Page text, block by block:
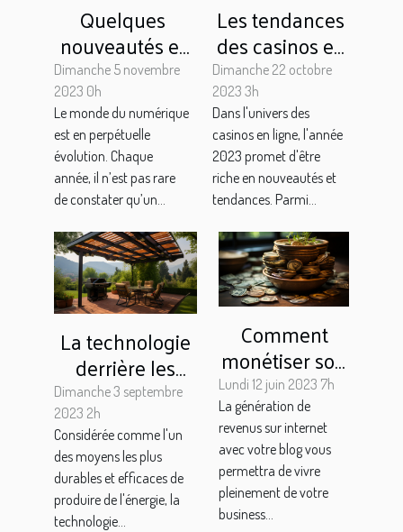
Quelques
nouveautés et
actualité high-
tech pour 2024
?
Dimanche 5 novembre
2023 0h
Le monde du numérique
est en perpétuelle
évolution. Chaque
année, il n’est pas rare
de constater qu’un...
Les tendances
des casinos en
ligne en 2023 :
l'exemple des
bonus exclusifs
Dimanche 22 octobre
2023 3h
Dans l'univers des
casinos en ligne, l'année
2023 promet d'être
riche en nouveautés et
tendances. Parmi...
La technologie
derrière les
panneaux
solaires des
ombrières
photovoltaïques
Dimanche 3 septembre
2023 2h
Considérée comme l'un
des moyens les plus
durables et efficaces de
produire de l'énergie, la
technologie...
Comment
monétiser son
blog ?
Lundi 12 juin 2023 7h
La génération de
revenus sur internet
avec votre blog vous
permettra de vivre
pleinement de votre
business...